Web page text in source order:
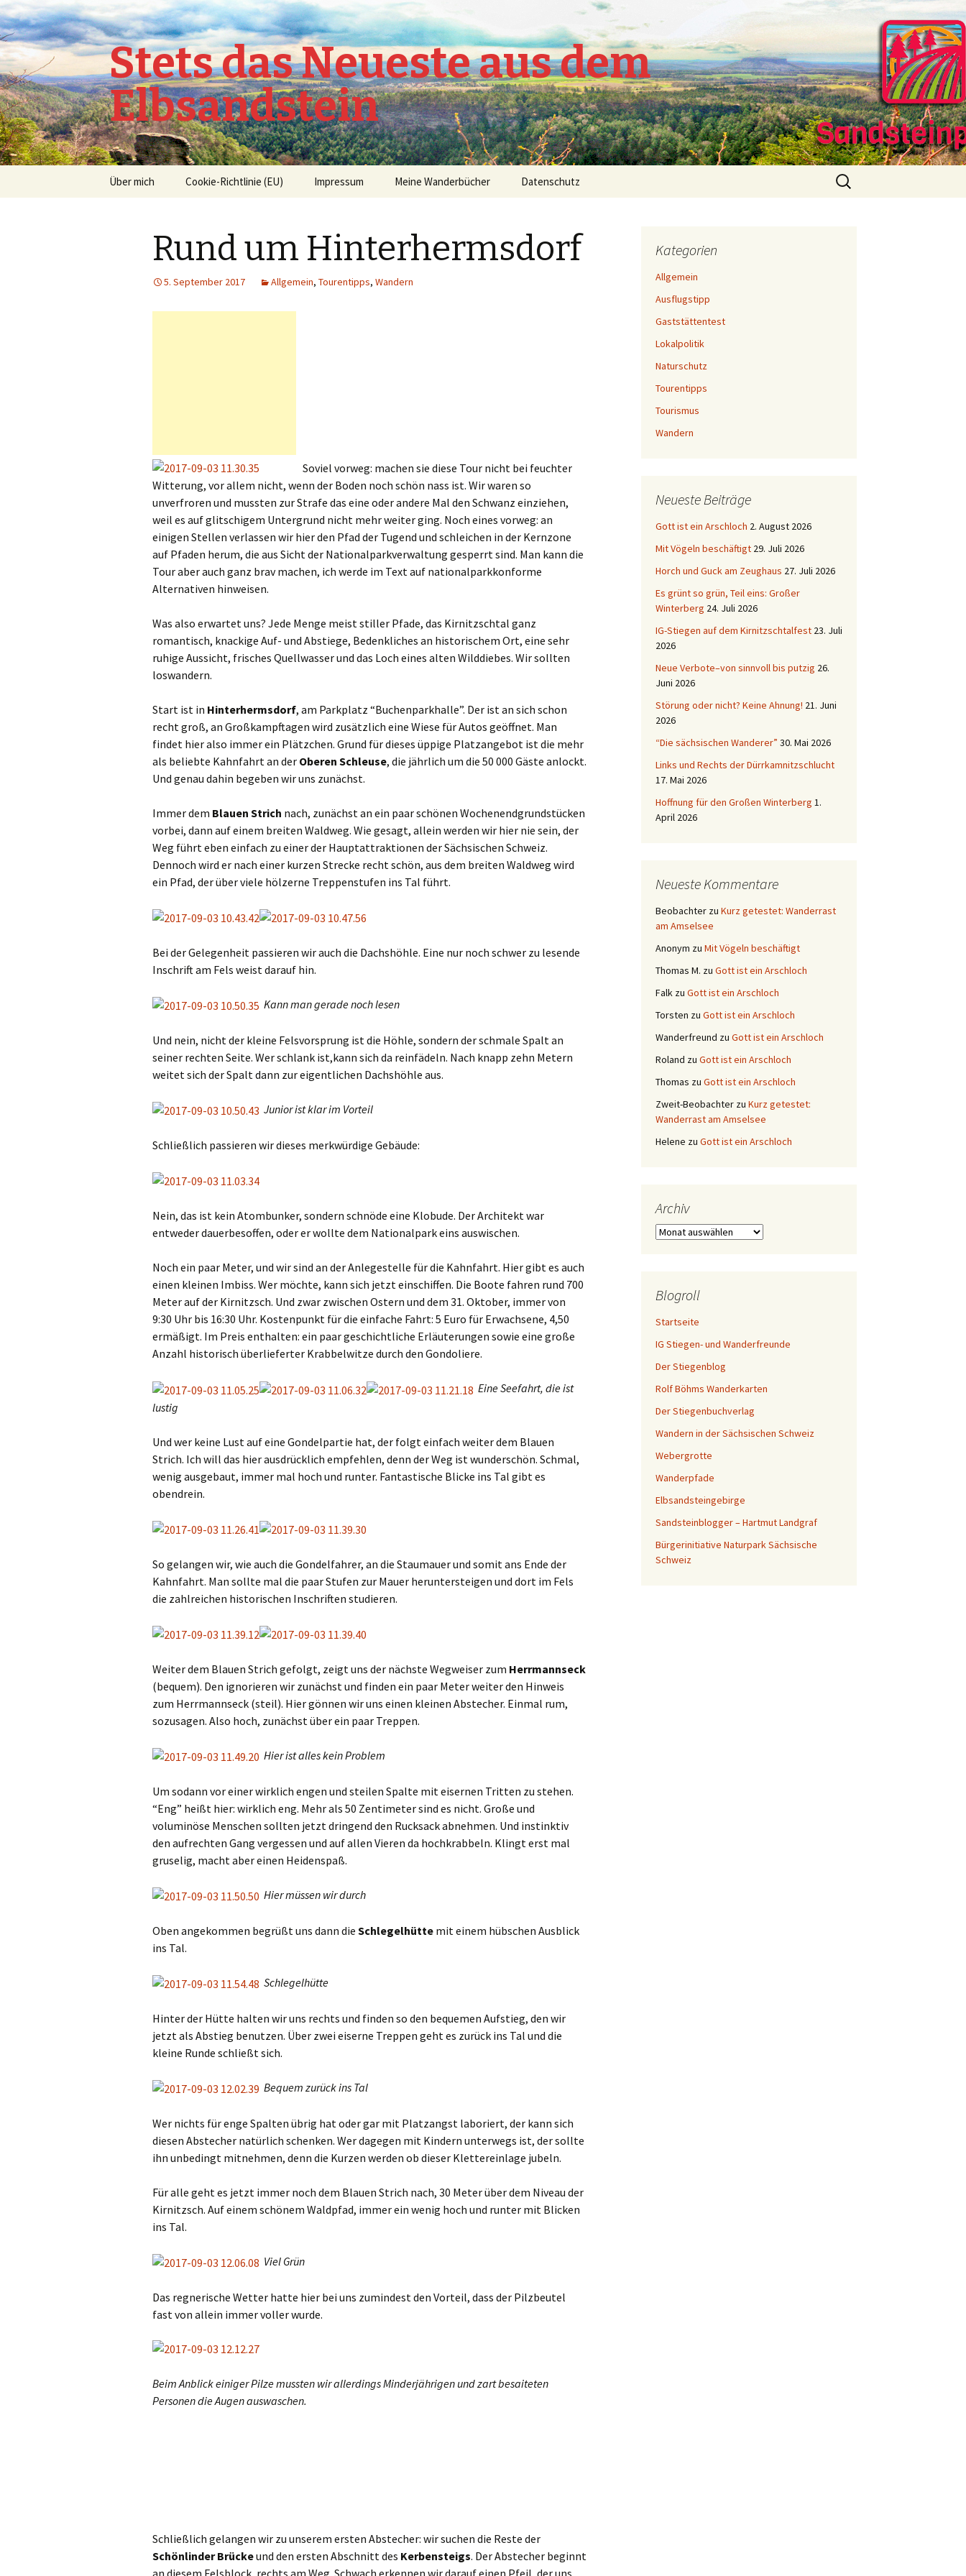
Stets das Neueste aus dem
Elbsandstein
Springe
Über mich Cookie-Richtlinie (EU) Impressum Meine Wanderbücher Datenschutz
Suchen
nach:
Rund um Hinterhermsdorf
5. September 2017 Allgemein, Tourentipps, Wandern
Soviel vorweg: machen sie diese Tour nicht bei feuchter
Witterung, vor allem nicht, wenn der Boden noch schön nass ist. Wir waren so
unverfroren und mussten zur Strafe das eine oder andere Mal den Schwanz einziehen,
weil es auf glitschigem Untergrund nicht mehr weiter ging. Noch eines vorweg: an
einigen Stellen verlassen wir hier den Pfad der Tugend und schleichen in der Kernzone
auf Pfaden herum, die aus Sicht der Nationalparkverwaltung gesperrt sind. Man kann die
Tour aber auch ganz brav machen, ich werde im Text auf nationalparkkonforme
Alternativen hinweisen.
Was also erwartet uns? Jede Menge meist stiller Pfade, das Kirnitzschtal ganz
romantisch, knackige Auf- und Abstiege, Bedenkliches an historischem Ort, eine sehr
ruhige Aussicht, frisches Quellwasser und das Loch eines alten Wilddiebes. Wir sollten
loswandern.
Start ist in Hinterhermsdorf, am Parkplatz “Buchenparkhalle”. Der ist an sich schon
recht groß, an Großkampftagen wird zusätzlich eine Wiese für Autos geöffnet. Man
findet hier also immer ein Plätzchen. Grund für dieses üppige Platzangebot ist die mehr
als beliebte Kahnfahrt an der Oberen Schleuse, die jährlich um die 50 000 Gäste anlockt.
Und genau dahin begeben wir uns zunächst.
Immer dem Blauen Strich nach, zunächst an ein paar schönen Wochenendgrundstücken
vorbei, dann auf einem breiten Waldweg. Wie gesagt, allein werden wir hier nie sein, der
Weg führt eben einfach zu einer der Hauptattraktionen der Sächsischen Schweiz.
Dennoch wird er nach einer kurzen Strecke recht schön, aus dem breiten Waldweg wird
ein Pfad, der über viele hölzerne Treppenstufen ins Tal führt.
Bei der Gelegenheit passieren wir auch die Dachshöhle. Eine nur noch schwer zu lesende
Inschrift am Fels weist darauf hin.
Kann man gerade noch lesen
Und nein, nicht der kleine Felsvorsprung ist die Höhle, sondern der schmale Spalt an
seiner rechten Seite. Wer schlank ist,kann sich da reinfädeln. Nach knapp zehn Metern
weitet sich der Spalt dann zur eigentlichen Dachshöhle aus.
Junior ist klar im Vorteil
Schließlich passieren wir dieses merkwürdige Gebäude:
Nein, das ist kein Atombunker, sondern schnöde eine Klobude. Der Architekt war
entweder dauerbesoffen, oder er wollte dem Nationalpark eins auswischen.
Noch ein paar Meter, und wir sind an der Anlegestelle für die Kahnfahrt. Hier gibt es auch
einen kleinen Imbiss. Wer möchte, kann sich jetzt einschiffen. Die Boote fahren rund 700
Meter auf der Kirnitzsch. Und zwar zwischen Ostern und dem 31. Oktober, immer von
9:30 Uhr bis 16:30 Uhr. Kostenpunkt für die einfache Fahrt: 5 Euro für Erwachsene, 4,50
ermäßigt. Im Preis enthalten: ein paar geschichtliche Erläuterungen sowie eine große
Anzahl historisch überlieferter Krabbelwitze durch den Gondoliere.
Eine Seefahrt, die ist
lustig
Und wer keine Lust auf eine Gondelpartie hat, der folgt einfach weiter dem Blauen
Strich. Ich will das hier ausdrücklich empfehlen, denn der Weg ist wunderschön. Schmal,
wenig ausgebaut, immer mal hoch und runter. Fantastische Blicke ins Tal gibt es
obendrein.
So gelangen wir, wie auch die Gondelfahrer, an die Staumauer und somit ans Ende der
Kahnfahrt. Man sollte mal die paar Stufen zur Mauer heruntersteigen und dort im Fels
die zahlreichen historischen Inschriften studieren.
Weiter dem Blauen Strich gefolgt, zeigt uns der nächste Wegweiser zum Herrmannseck
(bequem). Den ignorieren wir zunächst und finden ein paar Meter weiter den Hinweis
zum Herrmannseck (steil). Hier gönnen wir uns einen kleinen Abstecher. Einmal rum,
sozusagen. Also hoch, zunächst über ein paar Treppen.
Hier ist alles kein Problem
Um sodann vor einer wirklich engen und steilen Spalte mit eisernen Tritten zu stehen.
“Eng” heißt hier: wirklich eng. Mehr als 50 Zentimeter sind es nicht. Große und
voluminöse Menschen sollten jetzt dringend den Rucksack abnehmen. Und instinktiv
den aufrechten Gang vergessen und auf allen Vieren da hochkrabbeln. Klingt erst mal
gruselig, macht aber einen Heidenspaß.
Hier müssen wir durch
Oben angekommen begrüßt uns dann die Schlegelhütte mit einem hübschen Ausblick
ins Tal.
Schlegelhütte
Hinter der Hütte halten wir uns rechts und finden so den bequemen Aufstieg, den wir
jetzt als Abstieg benutzen. Über zwei eiserne Treppen geht es zurück ins Tal und die
kleine Runde schließt sich.
Bequem zurück ins Tal
Wer nichts für enge Spalten übrig hat oder gar mit Platzangst laboriert, der kann sich
diesen Abstecher natürlich schenken. Wer dagegen mit Kindern unterwegs ist, der sollte
ihn unbedingt mitnehmen, denn die Kurzen werden ob dieser Klettereinlage jubeln.
Für alle geht es jetzt immer noch dem Blauen Strich nach, 30 Meter über dem Niveau der
Kirnitzsch. Auf einem schönem Waldpfad, immer ein wenig hoch und runter mit Blicken
ins Tal.
Viel Grün
Das regnerische Wetter hatte hier bei uns zumindest den Vorteil, dass der Pilzbeutel
fast von allein immer voller wurde.
Beim Anblick einiger Pilze mussten wir allerdings Minderjährigen und zart besaiteten
Personen die Augen auswaschen.
Schließlich gelangen wir zu unserem ersten Abstecher: wir suchen die Reste der
Schönlinder Brückeund den ersten Abschnitt des Kerbensteigs. Der Abstecher beginnt
Kategorien
Allgemein
Ausflugstipp
Gaststättentest
Lokalpolitik
Naturschutz
Tourentipps
Tourismus
Wandern
Neueste Beiträge
Gott ist ein Arschloch 2. August 2026
Mit Vögeln beschäftigt 29. Juli 2026
Horch und Guck am Zeughaus 27. Juli 2026
Es grünt so grün, Teil eins: Großer
Winterberg 24. Juli 2026
IG-Stiegen auf dem Kirnitzschtalfest 23. Juli
2026
Neue Verbote–von sinnvoll bis putzig 26.
Juni 2026
Störung oder nicht? Keine Ahnung! 21. Juni
2026
“Die sächsischen Wanderer” 30. Mai 2026
Links und Rechts der Dürrkamnitzschlucht
17. Mai 2026
Hoffnung für den Großen Winterberg 1.
April 2026
Neueste Kommentare
Beobachter zu Kurz getestet: Wanderrast
am Amselsee
Anonym zu Mit Vögeln beschäftigt
Thomas M. zu Gott ist ein Arschloch
Falk zu Gott ist ein Arschloch
Torsten zu Gott ist ein Arschloch
Wanderfreund zu Gott ist ein Arschloch
Roland zu Gott ist ein Arschloch
Thomas zu Gott ist ein Arschloch
Zweit-Beobachter zu Kurz getestet:
Wanderrast am Amselsee
Helene zu Gott ist ein Arschloch
Archiv
Archiv
Blogroll
Startseite
IG Stiegen- und Wanderfreunde
Der Stiegenblog
Rolf Böhms Wanderkarten
Der Stiegenbuchverlag
Wandern in der Sächsischen Schweiz
Webergrotte
Wanderpfade
Elbsandsteingebirge
Sandsteinblogger – Hartmut Landgraf
Bürgerinitiative Naturpark Sächsische
Schweiz